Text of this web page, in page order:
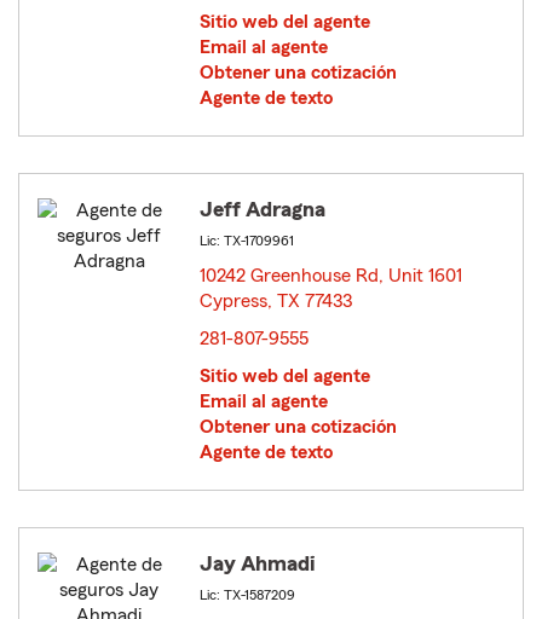
Sitio web del agente
Email al agente
Obtener una cotización
Agente de texto
Jeff Adragna
Lic: TX-1709961
10242 Greenhouse Rd, Unit 1601
Cypress, TX 77433
281-807-9555
Sitio web del agente
Email al agente
Obtener una cotización
Agente de texto
Jay Ahmadi
Lic: TX-1587209